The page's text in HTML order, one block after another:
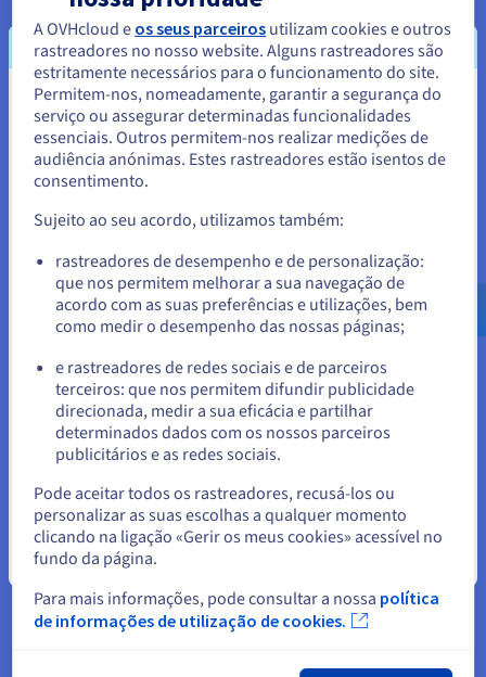
Desastres (DR) sejam componentes essenciais de uma
estratégia sólida de continuidade de negócio, quando
pensamos no que é a cloudpública, servem objetivos
distintos e abordam diferentes tipos de cenários de falha.
Compreender as diferenças é essencial para uma proteção
abrangente. O HA concentra-se principalmente em evitar
interrupções do serviço resultantes de falhas localizadas,
como falhas num único servidor, falhas num componente de
armazenamento ou uma aplicação que deixe de responder
num datacenter ou zonas de disponibilidade de cloud
estreitamente ligadas.
Consegue-o através do redirecionamento após falha
automático para componentes redundantes que operam na
mesma infraestrutura geral, visando tempos de interrupção
mínimos a zero (RTO muito baixo) e o mínimo a nenhuma
perda de dados (RPO muito baixo).
Por outro lado, a Disaster Recovery prepara-se para eventos
catastróficos de larga escala que poderão inutilizar todos os
datacenters ou instalações principais: prevê-se que grandes
incêndios, inundações, terramotos ou falhas de energia
generalizadas possam afetar uma área completa.
Alta disponibilidade na
infraestrutura informática
Parece que está localizado em
Estados Unidos.
Para encomendar a partir de Estados Unidos, terá de consultar e
Aceder ao website do Estados Unidos
us.ovhcloud.com/
Inglês USD - $
ou
Ficar no website atual
Selecionar outro website
A OVHcloud e os seus parceiros utilizam cookies e outros
rastreadores no nosso website. Alguns rastreadores são
estritamente necessários para o funcionamento do site.
Permitem-nos, nomeadamente, garantir a segurança do
serviço ou assegurar determinadas funcionalidades
essenciais. Outros permitem-nos realizar medições de
audiência anónimas. Estes rastreadores estão isentos de
consentimento.
Sujeito ao seu acordo, utilizamos também:
rastreadores de desempenho e de personalização:
que nos permitem melhorar a sua navegação de
acordo com as suas preferências e utilizações, bem
como medir o desempenho das nossas páginas;
e rastreadores de redes sociais e de parceiros
terceiros: que nos permitem difundir publicidade
direcionada, medir a sua eficácia e partilhar
determinados dados com os nossos parceiros
publicitários e as redes sociais.
Pode aceitar todos os rastreadores, recusá-los ou
personalizar as suas escolhas a qualquer momento
clicando na ligação «Gerir os meus cookies» acessível no
fundo da página.
Para mais informações, pode consultar a nossa política
de informações de utilização de cookies.